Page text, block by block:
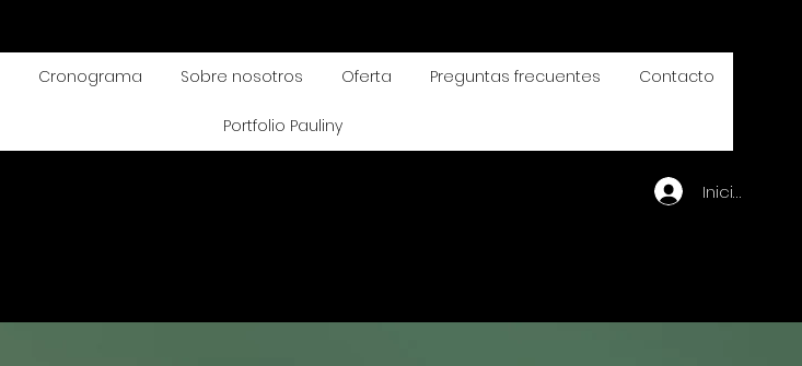
Cronograma Sobre nosotros Oferta Preguntas frecuentes Contacto
Portfolio Pauliny
Iniciar